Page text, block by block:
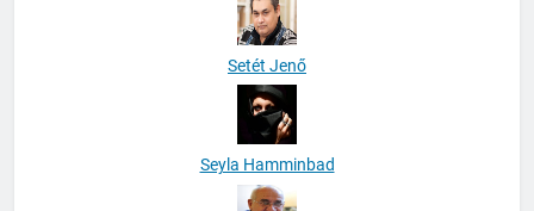
Setét Jenő
Seyla Hamminbad